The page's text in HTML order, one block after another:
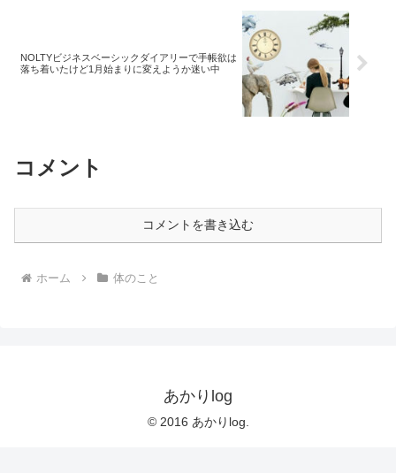
NOLTYビジネスベーシックダイアリーで手帳欲は
落ち着いたけど1月始まりに変えようか迷い中
コメント
コメントを書き込む
ホーム 体のこと
あかりlog
© 2016 あかりlog.